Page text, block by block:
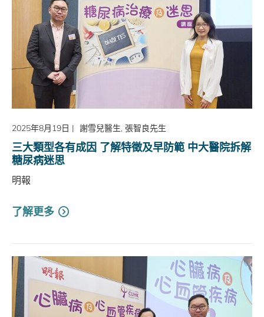
2025年8月19日 | 謝雪兒醫生, 張智良先生
三大類型各有成因 了解特徵及早防範 中大醫院拆解
糖尿病迷思
明報
了解更多